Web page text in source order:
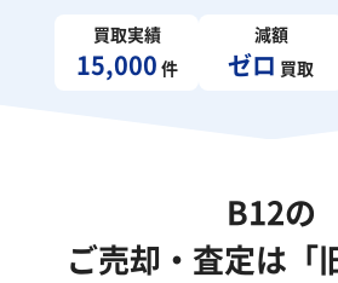
買取実績
15,000 件
減額
ゼロ 買取
B12の
ご売却・査定は「